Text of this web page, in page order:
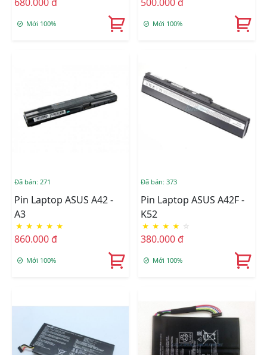
Mới 100% Mới 100%
Đã bán: 271
Pin Laptop ASUS A42 -
A3
★ ★ ★ ★ ★
860.000 đ
Mới 100%
Đã bán: 373
Pin Laptop ASUS A42F -
K52
★ ★ ★ ★ ☆
380.000 đ
Mới 100%